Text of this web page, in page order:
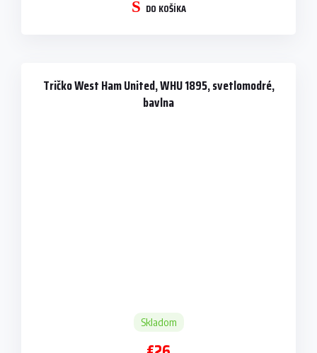
DO KOŠÍKA
Tričko West Ham United, WHU 1895, svetlomodré,
bavlna
Skladom